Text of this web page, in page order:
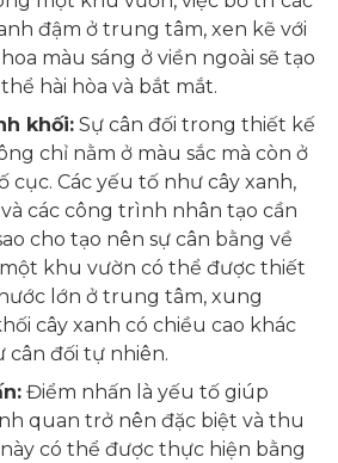
đậm ở trung tâm, xen kẽ với
màu sáng ở viền ngoài sẽ tạo
hài hòa và bắt mắt.
khối: Sự cân đối trong thiết kế
chỉ nằm ở màu sắc mà còn ở
cục. Các yếu tố như cây xanh,
và các công trình nhân tạo cần
cho tạo nên sự cân bằng về
khu vườn có thể được thiết
lớn ở trung tâm, xung
cây xanh có chiều cao khác
cân đối tự nhiên.
Điểm nhấn là yếu tố giúp
quan trở nên đặc biệt và thu
có thể được thực hiện bằng